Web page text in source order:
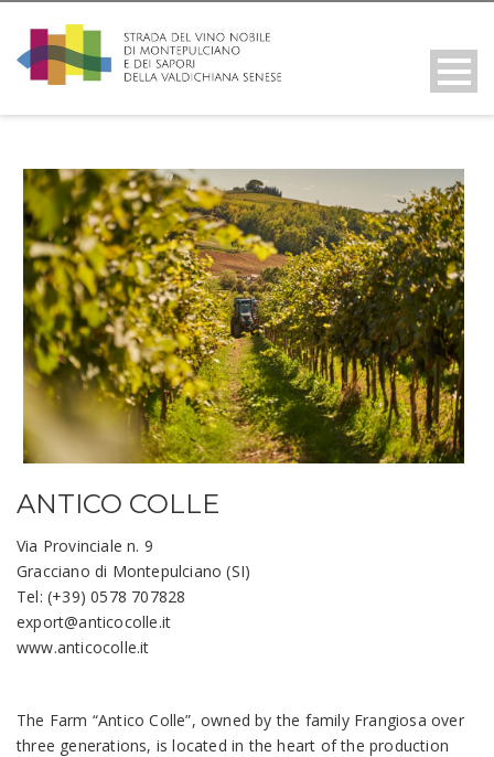
ANTICO COLLE
Via Provinciale n. 9
Gracciano di Montepulciano (SI)
Tel: (+39) 0578 707828
export@anticocolle.it
www.anticocolle.it
The Farm “Antico Colle”, owned by the family Frangiosa over
three generations, is located in the heart of the production